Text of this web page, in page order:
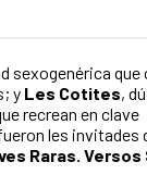
sexogenérica que
y Les Cotites,
recrean en clave
les invitades
Raras.